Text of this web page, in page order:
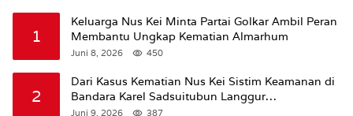
1
Keluarga Nus Kei Minta Partai Golkar Ambil Peran
Membantu Ungkap Kematian Almarhum
Juni 8, 2026 450
2
Dari Kasus Kematian Nus Kei Sistim Keamanan di
Bandara Karel Sadsuitubun Langgur
Dipertanyakan
Juni 9, 2026 387